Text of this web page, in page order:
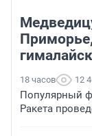
18 часов 12
Популярный
Ракета